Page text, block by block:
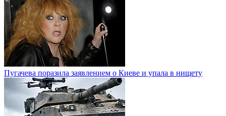
Пугачева поразила заявлением о Киеве и упала в нищету